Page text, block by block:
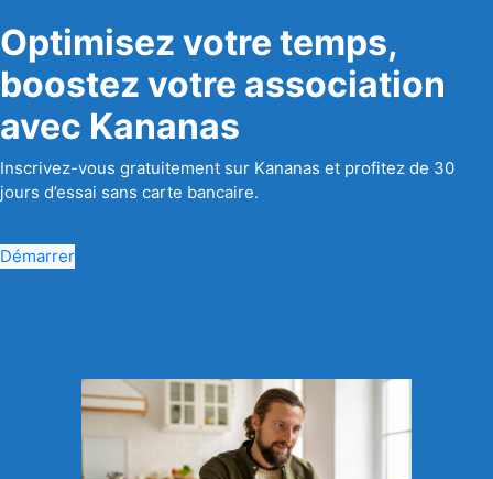
Optimisez votre temps,
boostez votre association
avec Kananas
Inscrivez-vous gratuitement sur Kananas et profitez de 30
jours d’essai sans carte bancaire.
Démarrer